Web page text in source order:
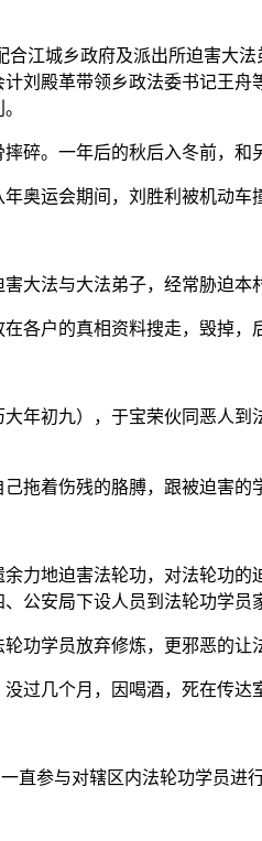
江城乡政府及派出所迫害大
刘殿革带领乡政法委书记王
碎。一年后的秋后入冬前，
奥运会期间，刘胜利被机动车
大法与大法弟子，经常胁迫
各户的真相资料搜走，毁掉
年初九），于宝荣伙同恶人
拖着伤残的胳膊，跟被迫害的
力地迫害法轮功，对法轮功
公安局下设人员到法轮功学员
功学员放弃修炼，更邪恶的
过几个月，因喝酒，死在传达
直参与对辖区内法轮功学员